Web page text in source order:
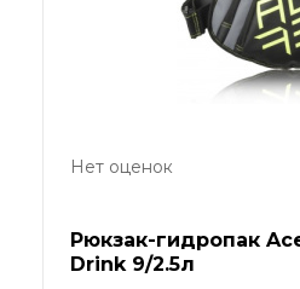
Нет оценок
Рюкзак-гидропак
Drink 9/2.5л